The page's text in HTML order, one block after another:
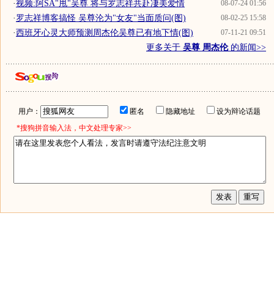
08-07-24 01:56
·视频:阿SA"甩"吴尊 将与罗志祥共赴凄美爱情
08-02-25 15:58
·罗志祥博客搞怪 吴尊沦为"女友"当面质问(图)
07-11-21 09:51
·西班牙心灵大师预测周杰伦吴尊已有地下情(图)
更多关于 吴尊 周杰伦的新闻>>
用户： 匿名 隐藏地址
设为辩论话题
*搜狗拼音输入法，中文处理专家>>